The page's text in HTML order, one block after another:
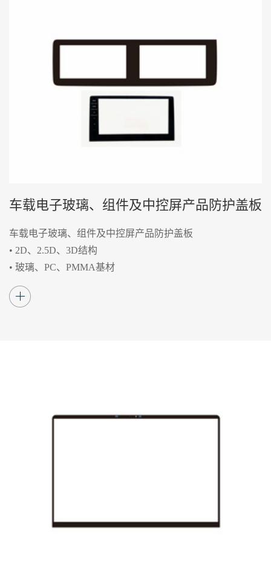
车载电子玻璃、组件及中控屏产品防护盖板
车载电子玻璃、组件及中控屏产品防护盖板
• 2D、2.5D、3D结构
• 玻璃、PC、PMMA基材
• 表面3A处理（AG防眩光、AF防指纹、AR抗反
射增透）